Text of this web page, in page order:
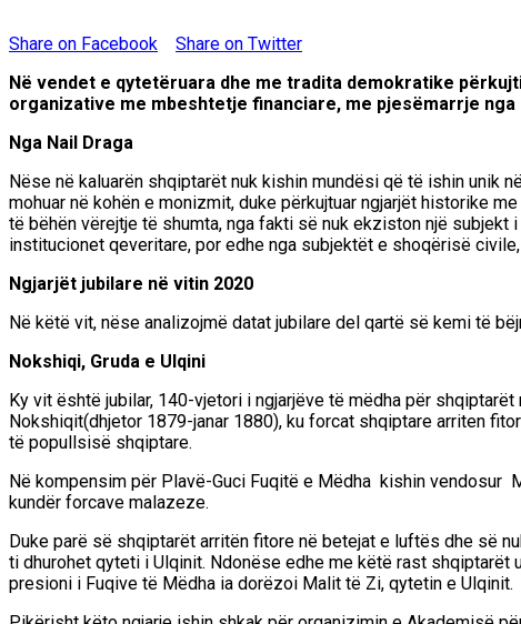
Share on Facebook
Share on Twitter
Në vendet e qytetëruara dhe me tradita demokratike
organizative me mbeshtetje financiare, me pjesëmarrje
Nga Nail Draga
Nëse në kaluarën shqiptarët nuk kishin mundësi që të ishin unik
mohuar në kohën e monizmit, duke përkujtuar ngjarjët historike
të bëhën vërejtje të shumta, nga fakti së nuk ekziston një
institucionet qeveritare, por edhe nga subjektët e shoqërisë
Ngjarjët jubilare në vitin 2020
Në këtë vit, nëse analizojmë datat jubilare del qartë së kemi të
Nokshiqi, Gruda e Ulqini
Ky vit është jubilar, 140-vjetori i ngjarjëve të mëdha për
Nokshiqit(dhjetor 1879-janar 1880), ku forcat shqiptare arriten
të popullsisë shqiptare.
Në kompensim për Plavë-Guci Fuqitë e Mëdha kishin vendosur
kundër forcave malazeze.
Duke parë së shqiptarët arritën fitore në betejat e luftës dhe së
ti dhurohet qyteti i Ulqinit. Ndonëse edhe me këtë rast shqiptarët
presioni i Fuqive të Mëdha ia dorëzoi Malit të Zi, qytetin e Ulqinit.